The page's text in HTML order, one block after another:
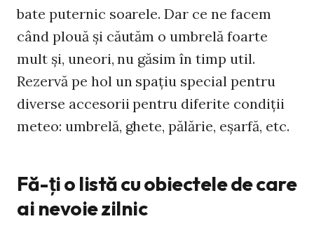
bate puternic soarele. Dar ce ne facem
când plouă şi căutăm o umbrelă foarte
mult şi, uneori, nu găsim în timp util.
Rezervă pe hol un spaţiu special pentru
diverse accesorii pentru diferite condiţii
meteo: umbrelă, ghete, pălărie, eşarfă, etc.
Fă-ţi o listă cu obiectele de care
ai nevoie zilnic